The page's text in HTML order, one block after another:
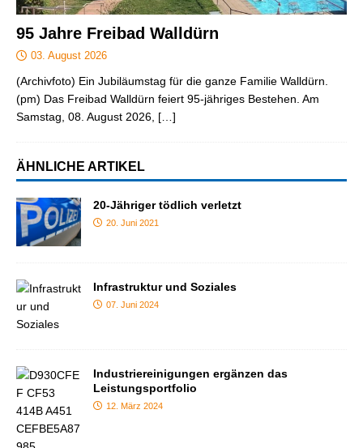
95 Jahre Freibad Walldürn
03. August 2026
(Archivfoto) Ein Jubiläumstag für die ganze Familie Walldürn.
(pm) Das Freibad Walldürn feiert 95-jähriges Bestehen. Am
Samstag, 08. August 2026, […]
ÄHNLICHE ARTIKEL
20-Jähriger tödlich verletzt
20. Juni 2021
Infrastruktur und Soziales
07. Juni 2024
Industriereinigungen ergänzen das
Leistungsportfolio
12. März 2024